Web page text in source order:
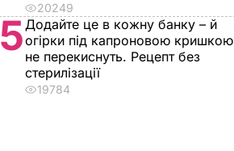
20249
5Додайте це в кожну банку – й
огірки під капроновою кришкою
не перекиснуть. Рецепт без
стерилізації
19784